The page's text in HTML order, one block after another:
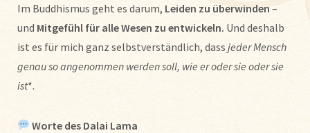
Im Buddhismus geht es darum, Leiden zu überwinden–
und Mitgefühl für alle Wesen zu entwickeln. Und deshalb
ist es für mich ganz selbstverständlich, dass jeder Mensch
genau so angenommen werden soll, wie er oder sie oder sie
ist*.
Worte des Dalai Lama